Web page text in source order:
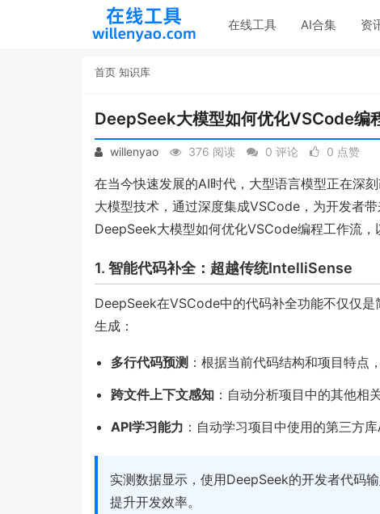
在线工具 AI合集 资
首页 知识库
DeepSeek大模型如何优化VSCode编
willenyao 376 阅读 0 评论 0 点赞
在当今快速发展的AI时代，大型语言模型正在深
大模型技术，通过深度集成VSCode，为开发者
DeepSeek大模型如何优化VSCode编程工作流，
1. 智能代码补全：超越传统IntelliSense
DeepSeek在VSCode中的代码补全功能不仅仅
生成：
多行代码预测 ：根据当前代码结构和项目特点
跨文件上下文感知 ：自动分析项目中的其他相
API学习能力 ：自动学习项目中使用的第三方
实测数据显示，使用DeepSeek的开发者代码
提升开发效率。